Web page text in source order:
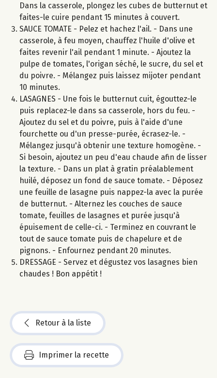
Dans la casserole, plongez les cubes de butternut et
faites-le cuire pendant 15 minutes à couvert.
SAUCE TOMATE - Pelez et hachez l'ail. - Dans une
casserole, à feu moyen, chauffez l'huile d'olive et
faites revenir l'ail pendant 1 minute. - Ajoutez la
pulpe de tomates, l'origan séché, le sucre, du sel et
du poivre. - Mélangez puis laissez mijoter pendant
10 minutes.
LASAGNES - Une fois le butternut cuit, égouttez-le
puis replacez-le dans sa casserole, hors du feu. -
Ajoutez du sel et du poivre, puis à l'aide d'une
fourchette ou d'un presse-purée, écrasez-le. -
Mélangez jusqu'à obtenir une texture homogène. -
Si besoin, ajoutez un peu d'eau chaude afin de lisser
la texture. - Dans un plat à gratin préalablement
huilé, déposez un fond de sauce tomate. - Déposez
une feuille de lasagne puis nappez-la avec la purée
de butternut. - Alternez les couches de sauce
tomate, feuilles de lasagnes et purée jusqu'à
épuisement de celle-ci. - Terminez en couvrant le
tout de sauce tomate puis de chapelure et de
pignons. - Enfournez pendant 20 minutes.
DRESSAGE - Servez et dégustez vos lasagnes bien
chaudes ! Bon appétit !
Retour à la liste
Imprimer la recette